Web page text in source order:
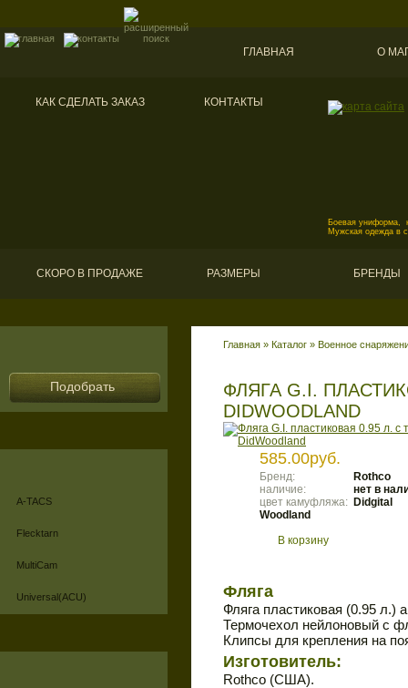
ГЛАВНАЯ О
КАК СДЕЛАТЬ ЗАКАЗ КОНТАКТЫ
Боевая униформа,
Мужская одежда в
СКОРО В ПРОДАЖЕ РАЗМЕРЫ БРЕНДЫ
Подобрать
A-TACS
Flecktarn
MultiCam
Universal(ACU)
Главная » Каталог » Военное
ФЛЯГА G.I.
DIDWOODLAND
585.00руб.
Бренд:
Rothco
наличие:
нет в
цвет камуфляжа: Didgital
Woodland
В корзину
Фляга
Фляга пластиковая (0.95 л.)
Термочехол нейлоновый с
Клипсы для крепления на
Изготовитель:
Rothco (США).